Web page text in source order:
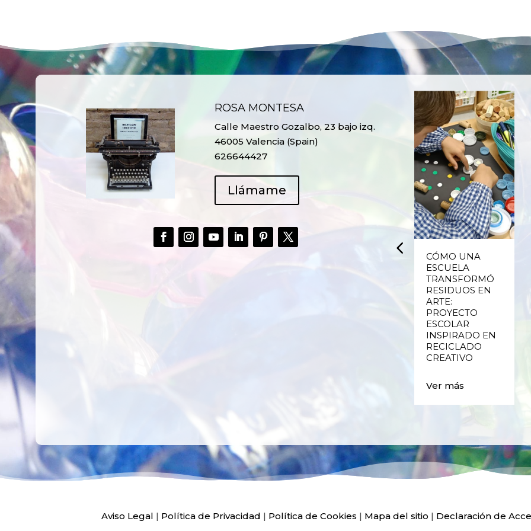
ROSA MONTESA
Calle Maestro Gozalbo, 23 bajo izq.
46005 Valencia (Spain)
626644427
Llámame
RECICLADO EN
CÓMO UNA
ESCUELA
TRANSFORMÓ
RESIDUOS EN
ARTE:
PROYECTO
ESCOLAR
INSPIRADO EN
RECICLADO
CREATIVO
Ver más
Aviso Legal | Política de Privacidad | Política de Cookies | Mapa del sitio | Declaración de